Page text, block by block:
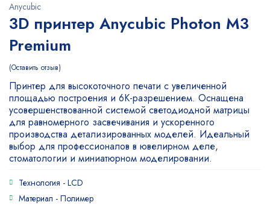
Anycubic
3D принтер Anycubic Photon M3
Premium
Оставить отзыв
Принтер для высокоточного печати с увеличенной
площадью построения и 6K-разрешением. Оснащена
усовершенствованной системой светодиодной матрицы
для равномерного засвечивания и ускоренного
производства детализированных моделей. Идеальный
выбор для профессионалов в ювелирном деле,
стоматологии и миниатюрном моделировании.
Технология - LCD
Материал - Полимер